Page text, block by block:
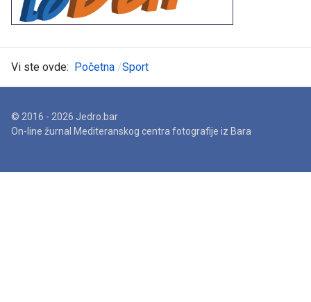
Vi ste ovde: Početna Sport
© 2016 - 2026 Jedro.bar
On-line žurnal Mediteranskog centra fotografije iz Bara